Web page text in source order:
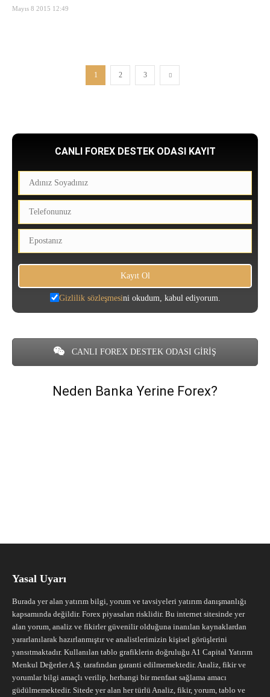
Mayıs 8 2015 12:49
1 2 3
CANLI FOREX DESTEK ODASI KAYIT
Gizlilik sözleşmesini okudum, kabul ediyorum.
CANLI FOREX DESTEK ODASI GİRİŞ
Neden Banka Yerine Forex?
Yasal Uyarı
Burada yer alan yatırım bilgi, yorum ve tavsiyeleri yatırım danışmanlığı
kapsamında değildir. Forex piyasaları risklidir. Bu internet sitesinde yer
alan yorum, analiz ve fikirler güvenilir olduğuna inanılan kaynaklardan
yararlanılarak hazırlanmıştır ve analistlerimizin kişisel görüşlerini
yansıtmaktadır. Kullanılan tablo grafiklerin doğruluğu A1 Capital Yatırım
Menkul Değerler A.Ş. tarafından garanti edilmemektedir. Analiz, fikir ve
yorumlar bilgi amaçlı verilip, herhangi bir menfaat sağlama amacı
güdülmemektedir. Sitede yer alan her türlü Analiz, fikir, yorum, tablo ve